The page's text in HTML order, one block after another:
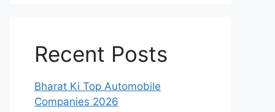
Recent Posts
Bharat Ki Top Automobile
Companies 2026